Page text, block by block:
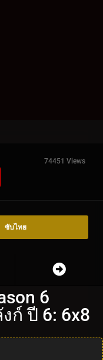
74451 Views
ซับไทย
6
ก์ ปี 6: 6x8